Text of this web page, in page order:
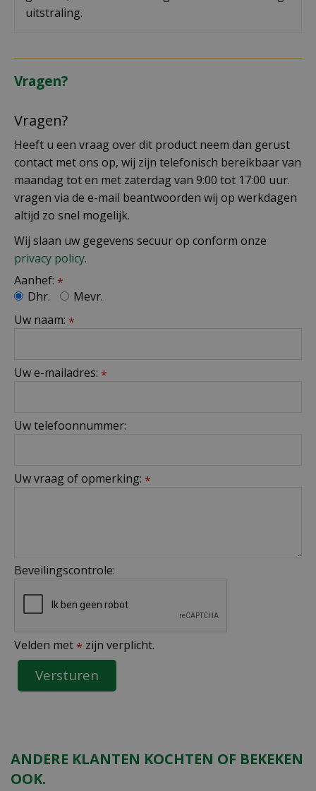
uitstraling.
Vragen?
Vragen?
Heeft u een vraag over dit product neem dan gerust
contact met ons op, wij zijn telefonisch bereikbaar van
maandag tot en met zaterdag van 9:00 tot 17:00 uur.
vragen via de e-mail beantwoorden wij op werkdagen
altijd zo snel mogelijk.
Wij slaan uw gegevens secuur op conform onze
privacy policy.
Aanhef: *
Dhr.
Mevr.
Uw naam: *
Uw e-mailadres: *
Uw telefoonnummer:
Uw vraag of opmerking: *
Beveilingscontrole:
Velden met * zijn verplicht.
ANDERE KLANTEN KOCHTEN OF BEKEKEN
OOK.